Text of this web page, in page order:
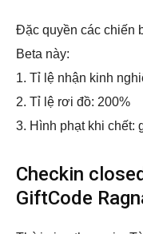
Đặc quyền các chiến
Beta này:
1. Tỉ lệ nhận kinh
2. Tỉ lệ rơi đồ: 200%
3. Hình phạt khi chết:
Checkin
GiftCode